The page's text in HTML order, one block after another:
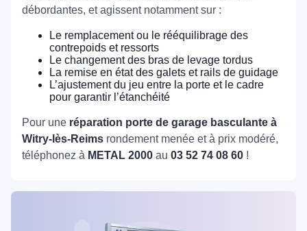
débordantes, et agissent notamment sur :
Le remplacement ou le rééquilibrage des
contrepoids et ressorts
Le changement des bras de levage tordus
La remise en état des galets et rails de guidage
L’ajustement du jeu entre la porte et le cadre
pour garantir l’étanchéité
Pour une réparation porte de garage basculante à
Witry-lès-Reims rondement menée et à prix modéré,
téléphonez à METAL 2000 au 03 52 74 08 60 !